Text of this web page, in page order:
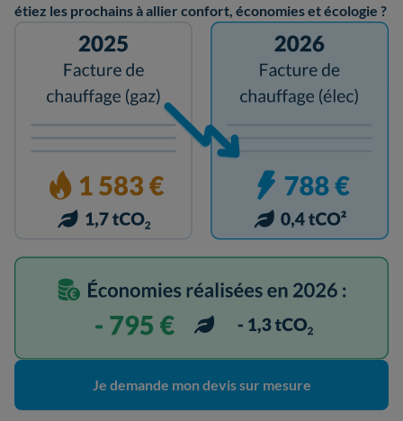
Je demande mon devis sur mesure
étiez les prochains à allier confort, économies et écologie ?